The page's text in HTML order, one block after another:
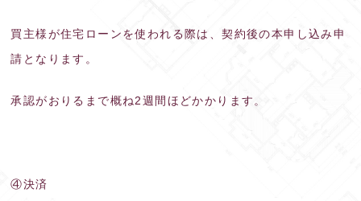
買主様が住宅ローンを使われる際は、契約後の本申し込み申
請となります。
承認がおりるまで概ね2週間ほどかかります。
④決済